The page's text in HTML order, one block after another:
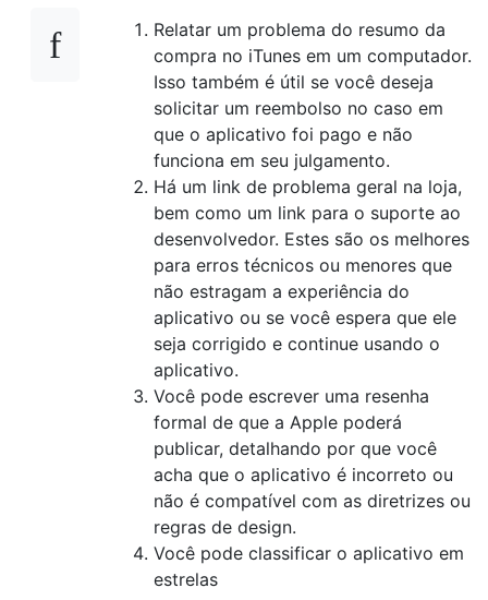
Relatar um problema do resumo da
compra no iTunes em um computador.
Isso também é útil se você deseja
solicitar um reembolso no caso em
que o aplicativo foi pago e não
funciona em seu julgamento.
Há um link de problema geral na loja,
bem como um link para o suporte ao
desenvolvedor. Estes são os melhores
para erros técnicos ou menores que
não estragam a experiência do
aplicativo ou se você espera que ele
seja corrigido e continue usando o
aplicativo.
Você pode escrever uma resenha
formal de que a Apple poderá
publicar, detalhando por que você
acha que o aplicativo é incorreto ou
não é compatível com as diretrizes ou
regras de design.
Você pode classificar o aplicativo em
estrelas